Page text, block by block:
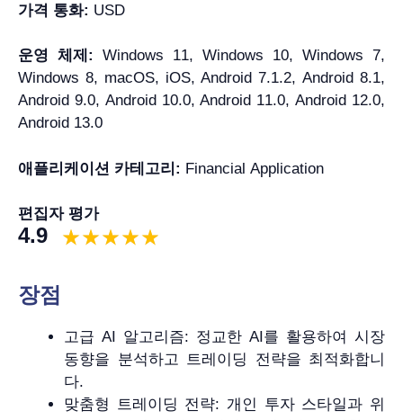
가격 통화: USD
운영 체제: Windows 11, Windows 10, Windows 7,
Windows 8, macOS, iOS, Android 7.1.2, Android 8.1,
Android 9.0, Android 10.0, Android 11.0, Android 12.0,
Android 13.0
애플리케이션 카테고리: Financial Application
편집자 평가
4.9
장점
고급 AI 알고리즘: 정교한 AI를 활용하여 시장
동향을 분석하고 트레이딩 전략을 최적화합니
다.
맞춤형 트레이딩 전략: 개인 투자 스타일과 위